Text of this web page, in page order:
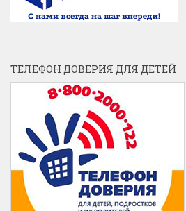
ТЕЛЕФОН ДОВЕРИЯ ДЛЯ ДЕТЕЙ